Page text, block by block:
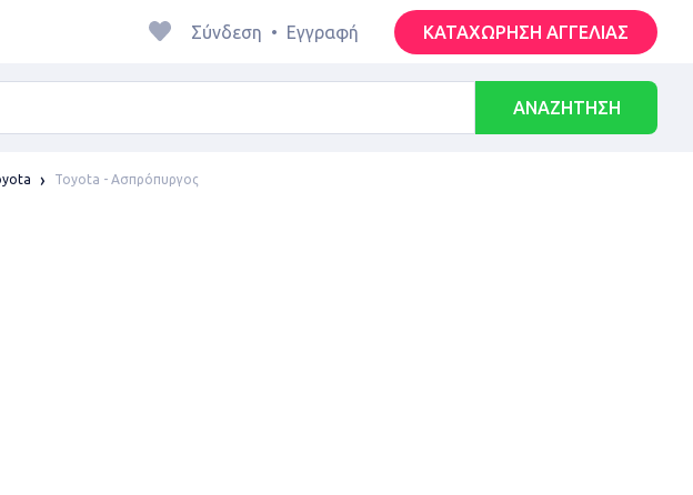
Σύνδεση • Εγγραφή ΚΑΤΑΧΩΡΗΣΗ ΑΓΓΕΛΙΑΣ
ΑΝΑΖΗΤΗΣΗ
Toyota - Ασπρόπυργος